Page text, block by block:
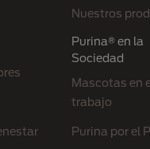
Nuestros
Purina® en la
Sociedad
Mascotas en
trabajo
Purina por el